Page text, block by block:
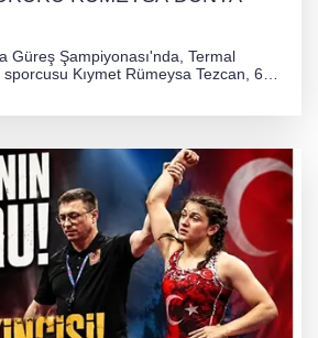
Güreş Şampiyonası'nda, Termal
Kıymet Rümeysa Tezcan, 69